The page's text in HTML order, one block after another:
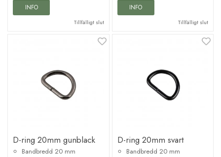
INFO
Tillfälligt slut
INFO
Tillfälligt slut
D-ring 20mm gunblack
Bandbredd 20 mm
D-ring 20mm svart
Bandbredd 20 mm